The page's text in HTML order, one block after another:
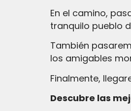
En el camino,
tranquilo pueblo
También
los amigables
Finalmente,
Descubre las